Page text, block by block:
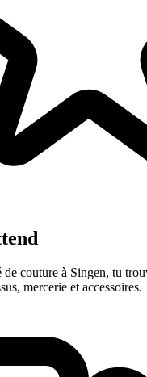
de couture à Singen, tu
mercerie et accessoires.